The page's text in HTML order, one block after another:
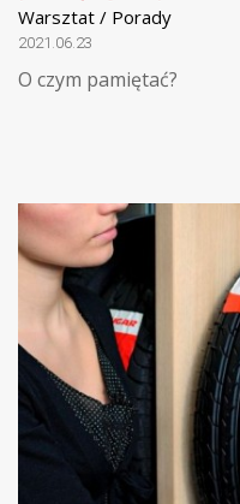
Warsztat / Porady
2021.06.23
O czym pamiętać?